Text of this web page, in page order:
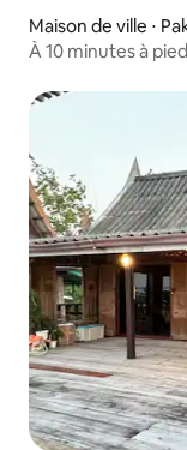
Maison de ville ⋅
À 10 minutes à